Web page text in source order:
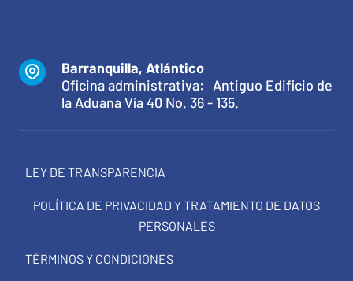
Barranquilla, Atlántico
Oficina administrativa: Antiguo Edificio de
la Aduana Vía 40 No. 36 - 135.
LEY DE TRANSPARENCIA
POLÍTICA DE PRIVACIDAD Y TRATAMIENTO DE DATOS
PERSONALES
TÉRMINOS Y CONDICIONES